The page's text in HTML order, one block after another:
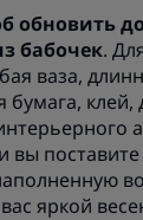
обновить
бабочек.
ваза,
бумага,
вы
яркой